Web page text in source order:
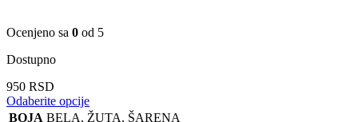
Ocenjeno sa 0 od 5
Dostupno
950 RSD
Odaberite opcijeOvaj
proizvod
BOJA BELA, ŽUTA, ŠARENA